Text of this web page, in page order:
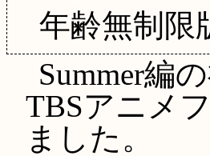
年齢無制限
Summer編
TBSアニメ
ました。